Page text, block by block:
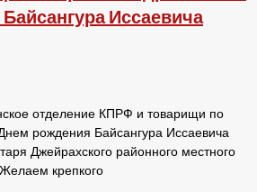
Иссаевича
отделение КПРФ и товарищи по
рождения Байсангура Иссаевича
Джейрахского районного местного
крепкого